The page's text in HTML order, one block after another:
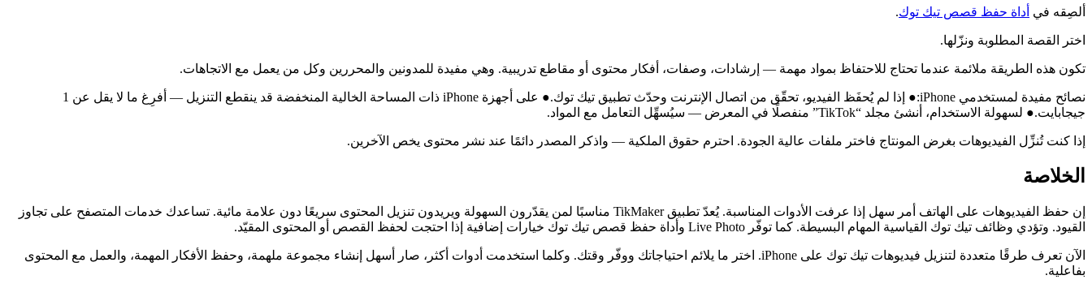
ألصِقه في أداة حفظ قصص تيك توك.
اختر القصة المطلوبة ونزّلها.
تكون هذه الطريقة ملائمة عندما تحتاج للاحتفاظ بمواد مهمة — إرشادات، وصفات، أفكار محتوى أو مقاطع تدريبية. وهي مفيدة للمدونين والمحررين وكل من يعمل مع الاتجاهات.
نصائح مفيدة لمستخدمي iPhone: ● إذا لم يُحفَظ الفيديو، تحقّق من اتصال الإنترنت وحدّث تطبيق تيك توك.
● على أجهزة iPhone ذات المساحة الخالية المنخفضة قد ينقطع التنزيل — أفرِغ ما لا يقل عن 1
جيجابايت.● لسهولة الاستخدام، أنشئ مجلد “TikTok” منفصلًا في المعرض — سيُسهِّل التعامل مع المواد.
إذا كنت تُنزِّل الفيديوهات بغرض المونتاج فاختر ملفات عالية الجودة. احترم حقوق الملكية — واذكر المصدر دائمًا عند نشر محتوى يخص الآخرين.
الخلاصة
إن حفظ الفيديوهات على الهاتف أمر سهل إذا عرفت الأدوات المناسبة. يُعدّ تطبيق TikMaker مناسبًا لمن يقدّرون السهولة ويريدون تنزيل المحتوى سريعًا دون علامة مائية. تساعدك خدمات المتصفح على تجاوز
القيود. وتؤدي وظائف تيك توك القياسية المهام البسيطة. كما توفّر Live Photo وأداة حفظ قصص تيك توك خيارات إضافية إذا احتجت لحفظ القصص أو المحتوى المقيّد.
الآن تعرف طرقًا متعددة لتنزيل فيديوهات تيك توك على iPhone. اختر ما يلائم احتياجاتك ووفّر وقتك. وكلما استخدمت أدوات أكثر، صار أسهل إنشاء مجموعة ملهمة، وحفظ الأفكار المهمة، والعمل مع المحتوى
بفاعلية.